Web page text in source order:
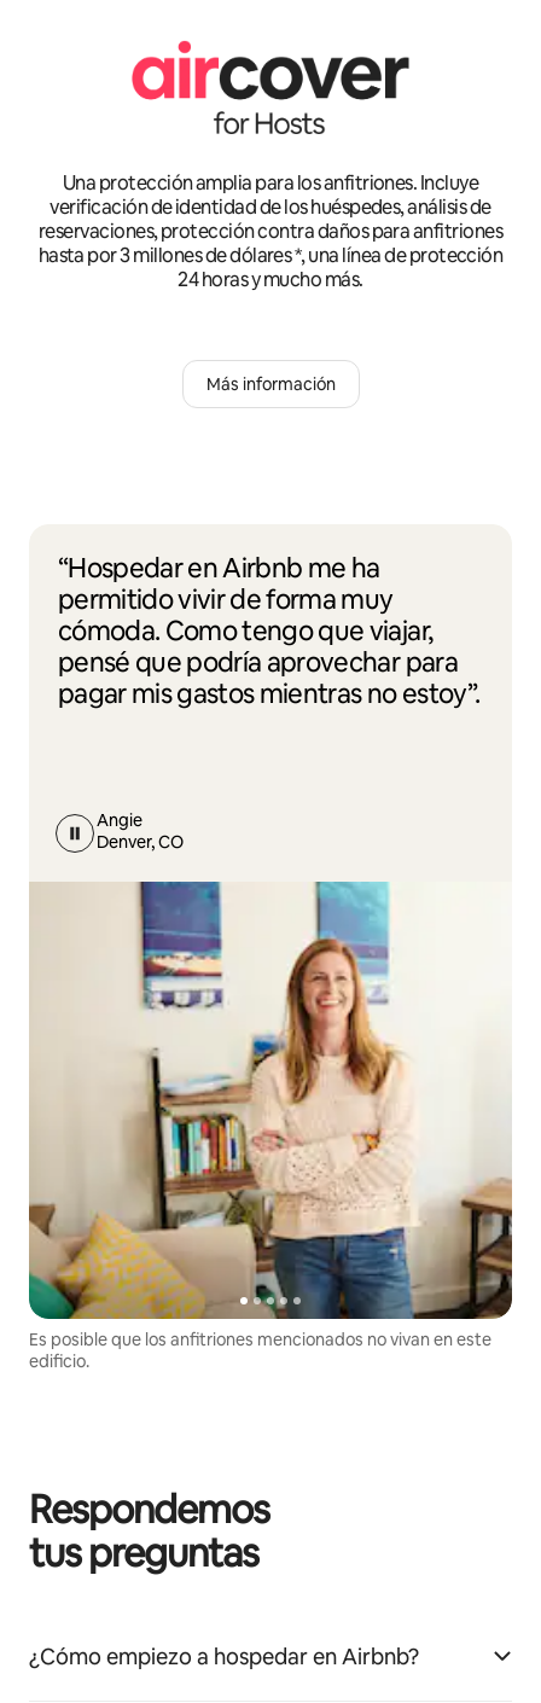
Una protección amplia para los anfitriones. Incluye
verificación de identidad de los huéspedes, análisis de
reservaciones, protección contra daños para anfitriones
hasta por 3 millones de dólares *, una línea de protección
24 horas y mucho más.
Más información
“Hospedar en Airbnb me ha
permitido vivir de forma muy
cómoda. Como tengo que viajar,
pensé que podría aprovechar para
pagar mis gastos mientras no estoy”.
Angie
Denver, CO
Es posible que los anfitriones mencionados no vivan en este
edificio.
Respondemos
tus preguntas
¿Cómo empiezo a hospedar en Airbnb?